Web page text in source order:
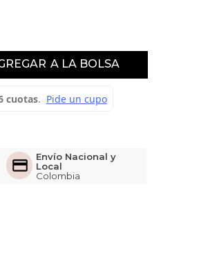
Envío Nacional y
Local
Colombia